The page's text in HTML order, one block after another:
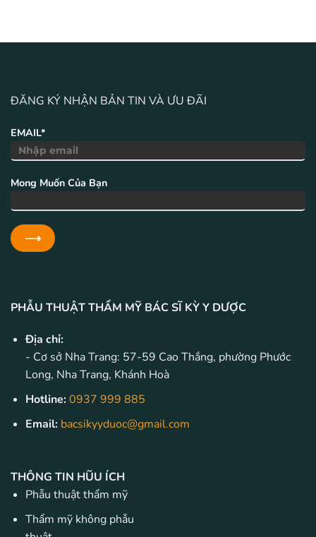
ĐĂNG KÝ NHẬN BẢN TIN VÀ ƯU ĐÃI
EMAIL*
Mong Muốn Của Bạn
PHẪU THUẬT THẨM MỸ BÁC SĨ KỲ Y DƯỢC
Địa chỉ:
- Cơ sở Nha Trang: 57-59 Cao Thắng, phường Phước
Long, Nha Trang, Khánh Hoà
Hotline:0937 999 885
Email: bacsikyyduoc@gmail.com
THÔNG TIN HŨU ÍCH
Phẫu thuật thẩm mỹ
Thẩm mỹ không phẫu